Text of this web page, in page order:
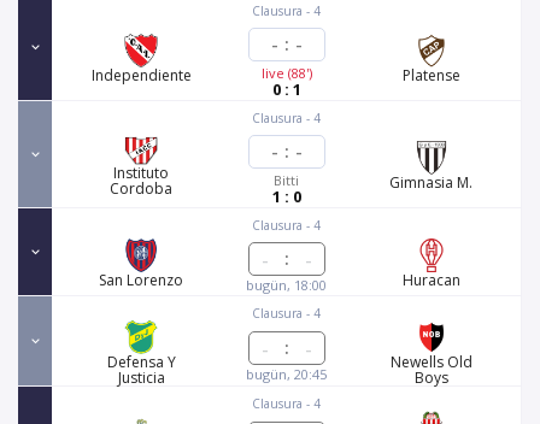
Clausura - 4
Independiente
- : -
live (88')
0 : 1
Platense
Clausura - 4
Instituto
Cordoba
- : -
Bitti
1 : 0
Gimnasia M.
Clausura - 4
San Lorenzo
:
bugün, 18:00 Huracan
Clausura - 4
Defensa Y
Justicia
:
bugün, 20:45
Newells Old
Boys
Clausura - 4